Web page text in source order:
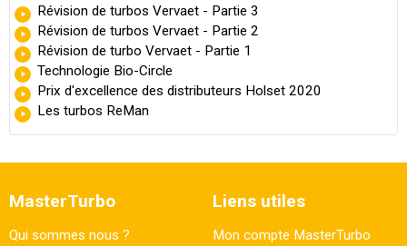
Révision de turbos Vervaet - Partie 3
Révision de turbos Vervaet - Partie 2
Révision de turbo Vervaet - Partie 1
Technologie Bio-Circle
Prix d'excellence des distributeurs Holset 2020
Les turbos ReMan
MasterTurbo
Qui sommes nous ?
Liens utiles
Mon compte MasterTurbo